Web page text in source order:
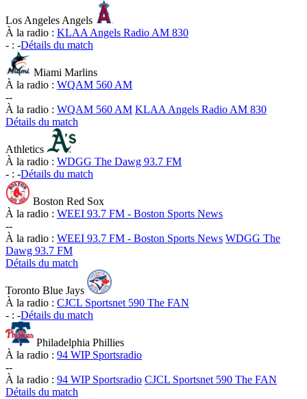
Los Angeles Angels
À la radio : KLAA Angels Radio AM 830
- : -Détails du match
Miami Marlins
À la radio : WQAM 560 AM
--
À la radio : WQAM 560 AM KLAA Angels Radio AM 830
Détails du match
Athletics
À la radio : WDGG The Dawg 93.7 FM
- : -Détails du match
Boston Red Sox
À la radio : WEEI 93.7 FM - Boston Sports News
--
À la radio : WEEI 93.7 FM - Boston Sports News WDGG The
Dawg 93.7 FM
Détails du match
Toronto Blue Jays
À la radio : CJCL Sportsnet 590 The FAN
- : -Détails du match
Philadelphia Phillies
À la radio : 94 WIP Sportsradio
--
À la radio : 94 WIP Sportsradio CJCL Sportsnet 590 The FAN
Détails du match